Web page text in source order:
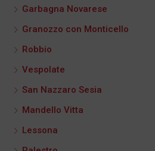
Garbagna Novarese
Granozzo con Monticello
Robbio
Vespolate
San Nazzaro Sesia
Mandello Vitta
Lessona